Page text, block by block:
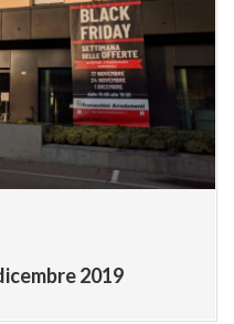
2019